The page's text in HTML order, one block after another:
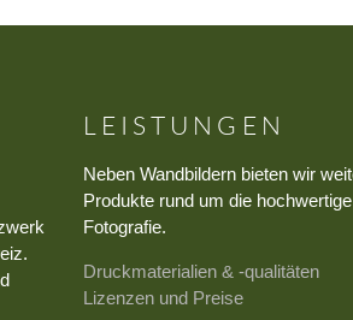
LEISTUNGEN
Neben Wandbildern bieten wir
Produkte rund um die hochwertige
Fotografie.
Druckmaterialien & -qualitäten
Lizenzen und Preise